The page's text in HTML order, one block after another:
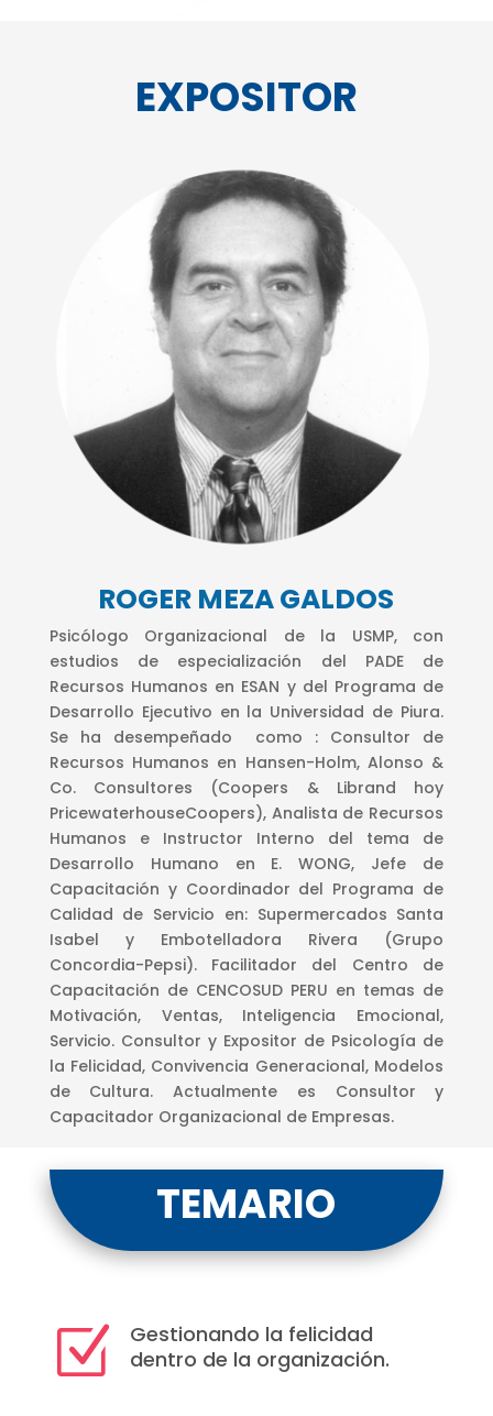
EXPOSITOR
ROGER MEZA GALDOS
Psicólogo Organizacional de la USMP, con
estudios de especialización del PADE de
Recursos Humanos en ESAN y del Programa de
Desarrollo Ejecutivo en la Universidad de Piura.
Se ha desempeñado como : Consultor de
Recursos Humanos en Hansen-Holm, Alonso &
Co. Consultores (Coopers & Librand hoy
PricewaterhouseCoopers), Analista de Recursos
Humanos e Instructor Interno del tema de
Desarrollo Humano en E. WONG, Jefe de
Capacitación y Coordinador del Programa de
Calidad de Servicio en: Supermercados Santa
Isabel y Embotelladora Rivera (Grupo
Concordia-Pepsi). Facilitador del Centro de
Capacitación de CENCOSUD PERU en temas de
Motivación, Ventas, Inteligencia Emocional,
Servicio. Consultor y Expositor de Psicología de
la Felicidad, Convivencia Generacional, Modelos
de Cultura.Actualmente es Consultor y
Capacitador Organizacional de Empresas.
TEMARIO
Z
Gestionando la felicidad
dentro de la organización.